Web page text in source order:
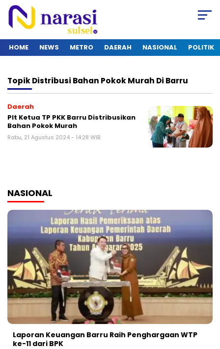
HOME NEWS METRO DAERAH NASIONAL POLITIK
TopikDistribusi Bahan Pokok Murah Di Barru
Daerah
Plt Ketua TP PKK Barru Distribusikan
Bahan Pokok Murah
Rabu, 21 Agustus 2024 - 14:28 WIB
NASIONAL
Laporan Keuangan Barru Raih Penghargaan WTP
ke-11 dari BPK